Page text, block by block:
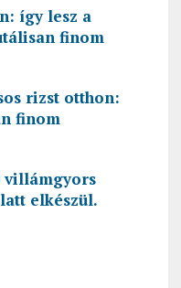
így lesz a
finom
rizst otthon:
finom
villámgyors
elkészül.